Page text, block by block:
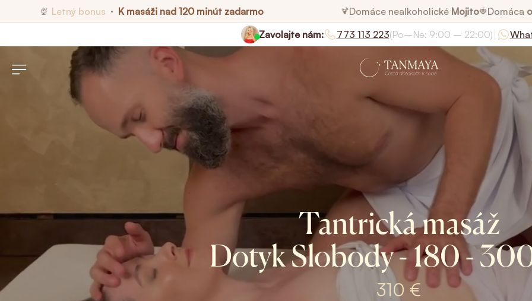
🍨 Letný bonus • K masáži nad 120 minút zadarmo 🍹Domáce nealkoholické Mojito🍓Domáca
Zavolajte nám:
773 113 223(Po–Ne: 9:00 – 22:00)
Tantrická masáž
Dotyk Slobody - 180 -
310 €